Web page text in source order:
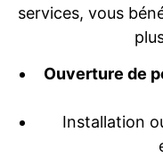
services, vous
Ouverture de
Installation